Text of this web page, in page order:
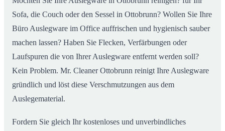
Sofa, die Couch oder den Sessel in Ottobrunn? Wollen Sie Ihre
Büro Auslegware im Office auffrischen und hygienisch sauber
machen lassen? Haben Sie Flecken, Verfärbungen oder
Laufspuren die von Ihrer Auslegware entfernt werden soll?
Kein Problem. Mr. Cleaner Ottobrunn reinigt Ihre Auslegware
gründlich und löst diese Verschmutzungen aus dem
Auslegematerial.
Fordern Sie gleich Ihr kostenloses und unverbindliches